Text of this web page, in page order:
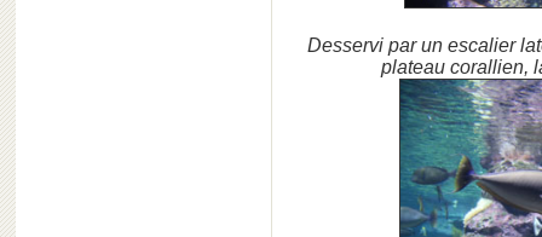
Desservi par un escalier
plateau corallien,